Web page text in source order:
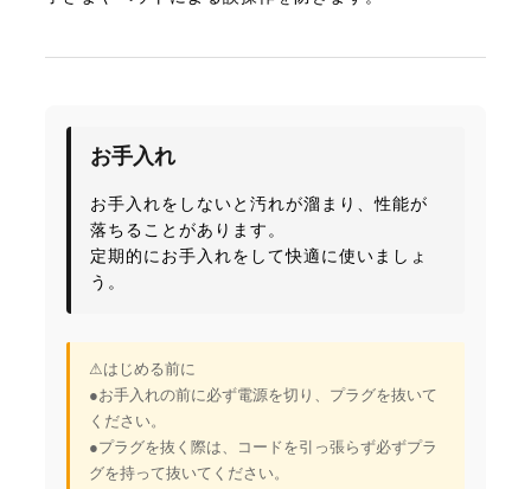
お手入れ
お手入れをしないと汚れが溜まり、性能が
落ちることがあります。
定期的にお手入れをして快適に使いましょ
う。
⚠︎はじめる前に
●お手入れの前に必ず電源を切り、プラグを抜いて
ください。
●プラグを抜く際は、コードを引っ張らず必ずプラ
グを持って抜いてください。